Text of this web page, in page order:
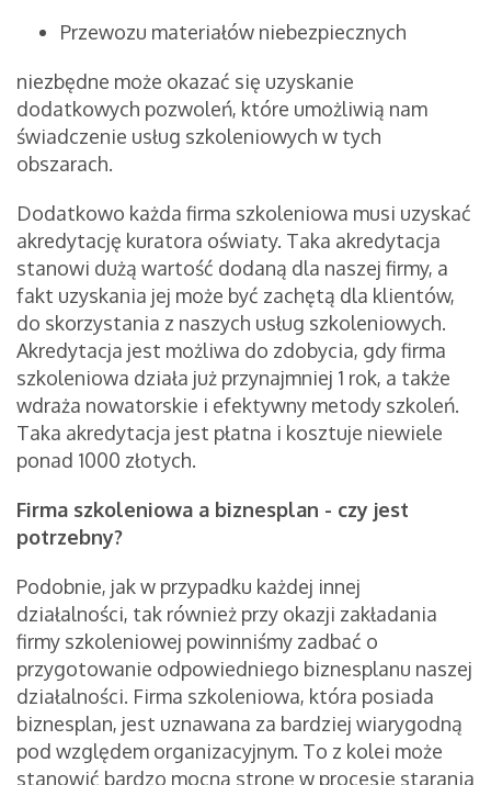
Przewozu materiałów niebezpiecznych
niezbędne może okazać się uzyskanie
dodatkowych pozwoleń, które umożliwią nam
świadczenie usług szkoleniowych w tych
obszarach.
Dodatkowo każda firma szkoleniowa musi uzyskać
akredytację kuratora oświaty. Taka akredytacja
stanowi dużą wartość dodaną dla naszej firmy, a
fakt uzyskania jej może być zachętą dla klientów,
do skorzystania z naszych usług szkoleniowych.
Akredytacja jest możliwa do zdobycia, gdy firma
szkoleniowa działa już przynajmniej 1 rok, a także
wdraża nowatorskie i efektywny metody szkoleń.
Taka akredytacja jest płatna i kosztuje niewiele
ponad 1000 złotych.
Firma szkoleniowa a biznesplan - czy jest
potrzebny?
Podobnie, jak w przypadku każdej innej
działalności, tak również przy okazji zakładania
firmy szkoleniowej powinniśmy zadbać o
przygotowanie odpowiedniego biznesplanu naszej
działalności. Firma szkoleniowa, która posiada
biznesplan, jest uznawana za bardziej wiarygodną
pod względem organizacyjnym. To z kolei może
stanowić bardzo mocną stronę w procesie starania